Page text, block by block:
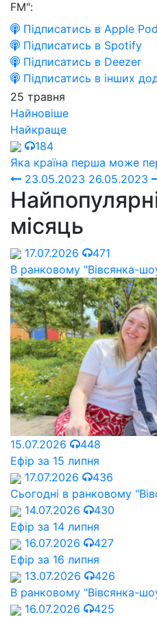
FM":
Підписатись в Apple
Підписатись в Spotify
Підписатись в Deezer
Підписатись в інших
25 травня
Найновіше
Найкраще
184
Яка країна перша може
23.05.2023 26.05.2023
місяць
17.07.2026
471
В ранковому "Вівсянка-
15.07.2026
448
Ефір за 15 липня
17.07.2026
436
Сьогодні в ранковому
14.07.2026
430
Ефір за 14 липня
16.07.2026
427
Ефір за 16 липня
13.07.2026
426
В ранковому "Вівсянка-
16.07.2026
425